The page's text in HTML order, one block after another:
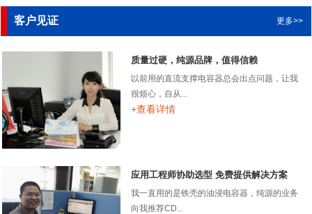
客户见证 更多>>
质量过硬，纯源品牌，值得信赖
以前用的直流支撑电容器总会出点问题，让我
很烦心，自从...
+查看详情
应用工程师协助选型 免费提供解决方案
我一直用的是铁壳的油浸电容器，纯源的业务
向我推荐CD...